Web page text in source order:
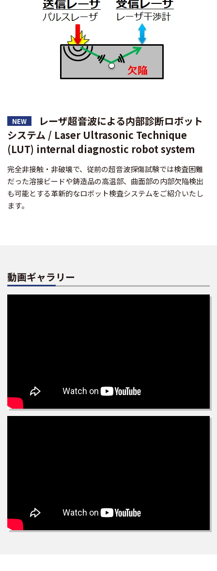
NEW
レーザ超音波による内部診断ロボット
システム / Laser Ultrasonic Technique
(LUT) internal diagnostic robot system
完全非接触・非破壊で、従前の超音波探傷試験では検査困難
だった溶接ビードや鋳造品の高温部、曲面部の内部欠陥検出
も可能とする革新的なロボット検査システムをご紹介いたし
ます。
動画ギャラリー